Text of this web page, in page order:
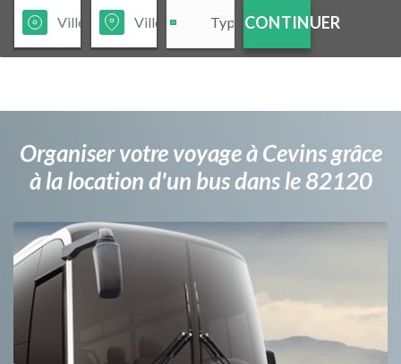
CONTINUER
Organiser votre voyage à Cevins grâce
à la location d'un bus dans le 82120